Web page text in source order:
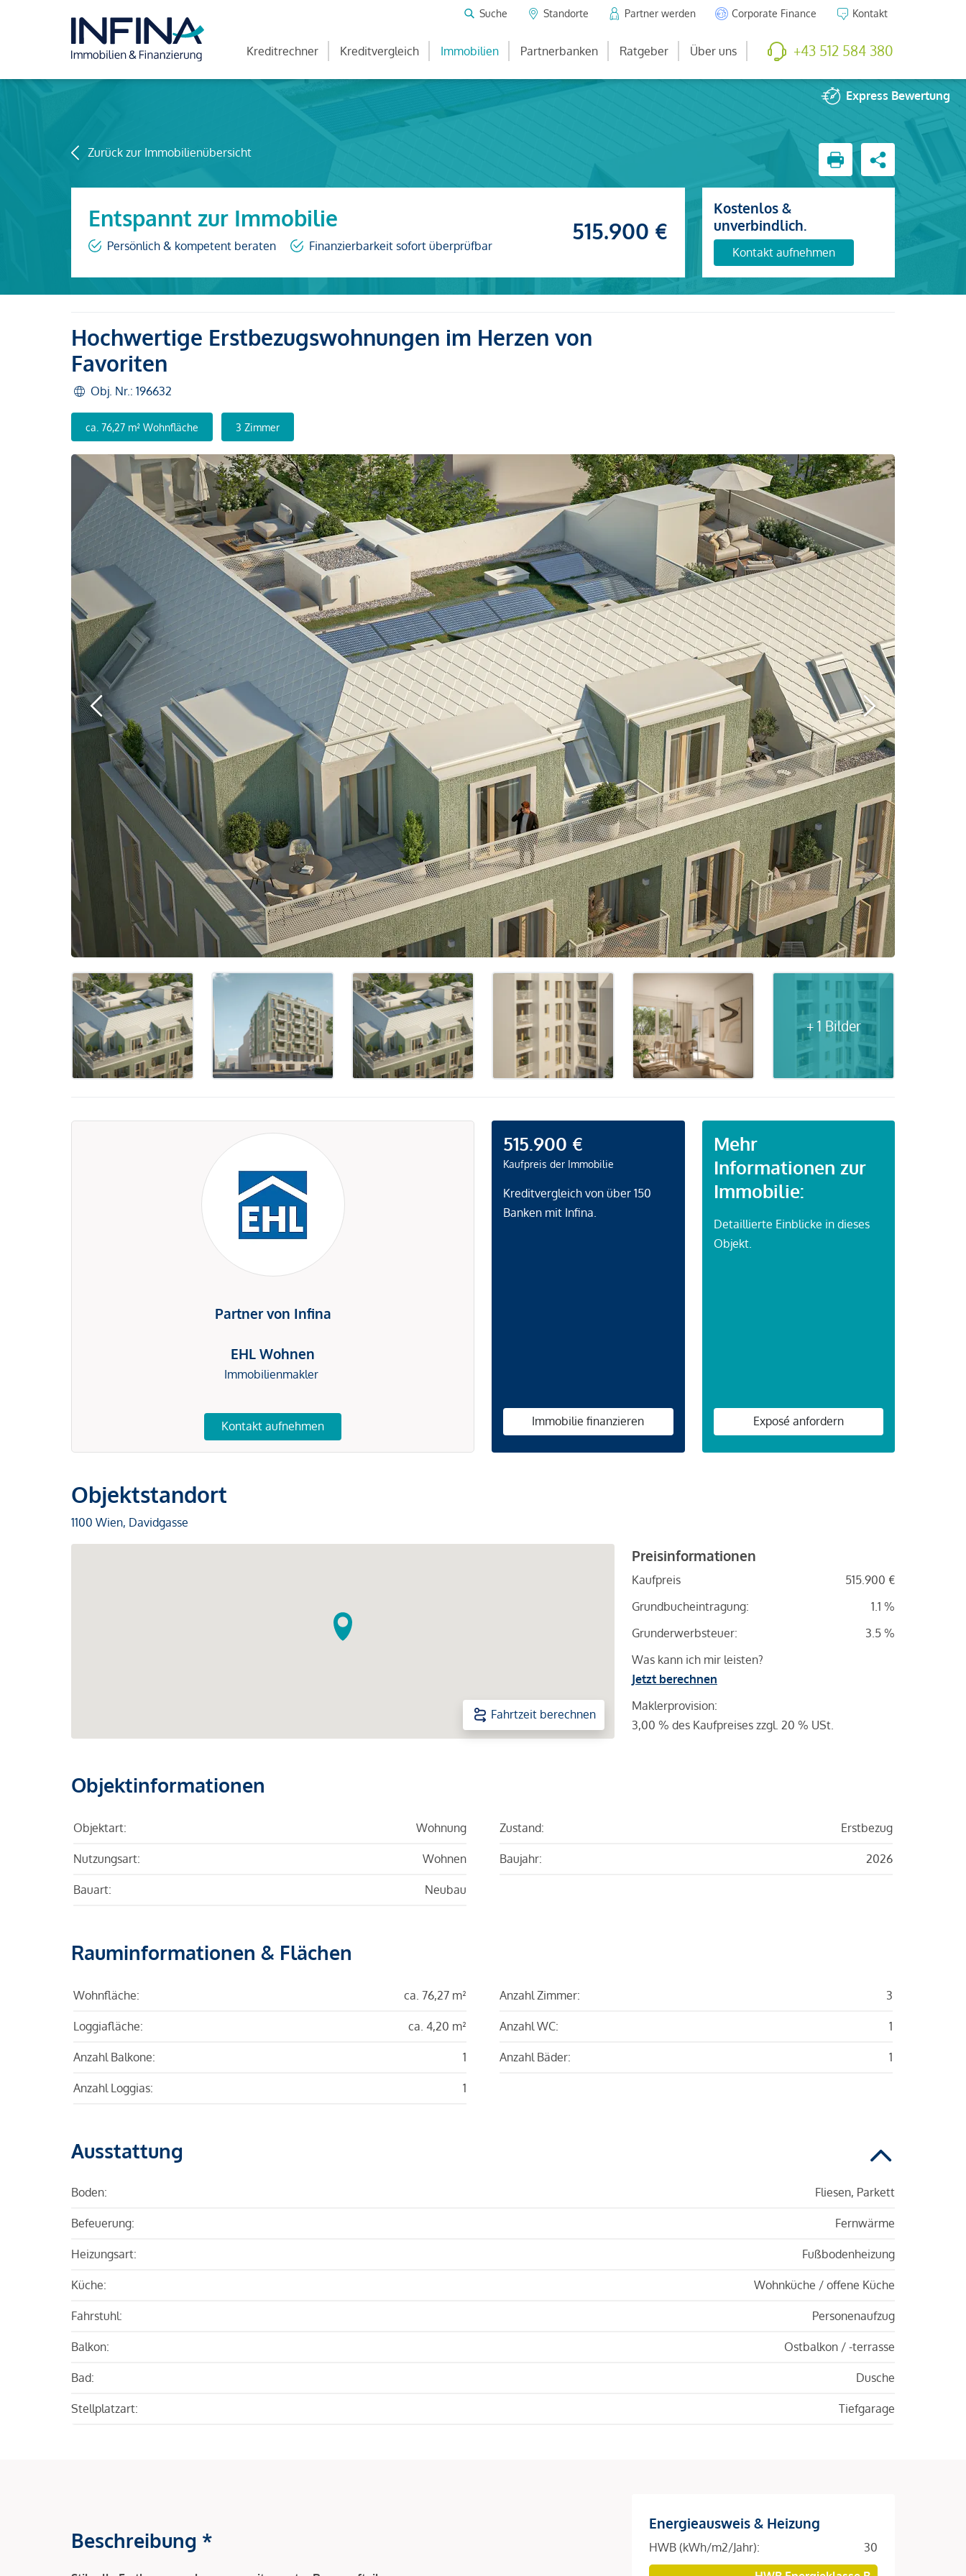
Suche Standorte Partner werden Corporate Finance Kontakt
Kreditrechner Kreditvergleich Immobilien Partnerbanken Ratgeber Über uns +43 512 584 380
Express Bewertung
Zurück zur Immobilienübersicht
Entspannt zur Immobilie
Persönlich & kompetent beraten Finanzierbarkeit sofort überprüfbar
515.900 €
Kostenlos &
unverbindlich.
Kontakt aufnehmen
+ 1 Bilder
Hochwertige Erstbezugswohnungen im Herzen von
Favoriten
Obj. Nr.: 196632
ca. 76,27 m² Wohnfläche 3 Zimmer
Partner von Infina
EHL Wohnen
Immobilienmakler
Kontakt aufnehmen
515.900 €
Kaufpreis der Immobilie
Kreditvergleich von über 150
Banken mit Infina.
Immobilie finanzieren
Mehr
Informationen zur
Immobilie:
Detaillierte Einblicke in dieses
Objekt.
Exposé anfordern
Objektstandort
1100 Wien, Davidgasse
Fahrtzeit berechnen
Preisinformationen
Kaufpreis
515.900 €
Grundbucheintragung:
1.1 %
Grunderwerbsteuer:
3.5 %
Was kann ich mir leisten?
Jetzt berechnen
Maklerprovision:
3,00 % des Kaufpreises zzgl. 20 % USt.
Objektinformationen
Objektart: Wohnung
Nutzungsart: Wohnen
Bauart: Neubau
Zustand: Erstbezug
Baujahr: 2026
Rauminformationen & Flächen
Wohnfläche: ca. 76,27 m²
Loggiafläche: ca. 4,20 m²
Anzahl Balkone: 1
Anzahl Loggias: 1
Anzahl Zimmer: 3
Anzahl WC: 1
Anzahl Bäder: 1
Ausstattung
Boden: Fliesen, Parkett
Befeuerung: Fernwärme
Heizungsart: Fußbodenheizung
Küche: Wohnküche / offene Küche
Fahrstuhl: Personenaufzug
Balkon: Ostbalkon / -terrasse
Bad: Dusche
Stellplatzart: Tiefgarage
Beschreibung *
Energieausweis & Heizung
HWB (kWh/m2/Jahr):
30